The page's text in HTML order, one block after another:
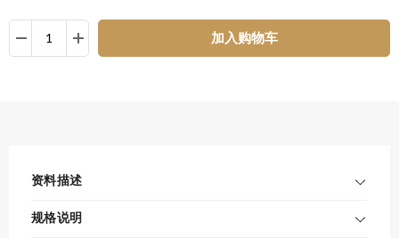
加入购物车
资料描述
规格说明